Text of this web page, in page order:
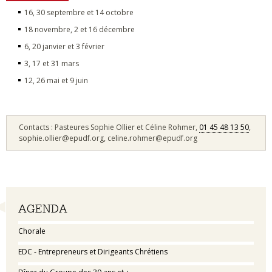
Navigation
AGENDA
Chorale
EDC - Entrepreneurs et Dirigeants Chrétiens
16, 30 septembre et 14 octobre
18 novembre, 2 et 16 décembre
6, 20 janvier et 3 février
3, 17 et 31 mars
12, 26 mai et 9 juin
Contacts : Pasteures Sophie Ollier et Céline Rohmer, 01 45 48 13 50,
sophie.ollier@epudf.org, celine.rohmer@epudf.org